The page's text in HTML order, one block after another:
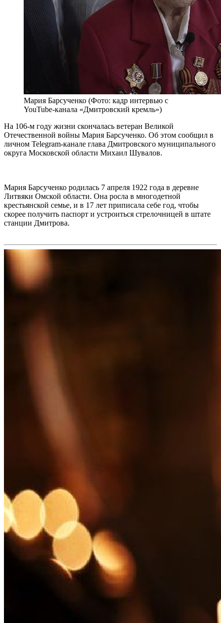
Мария Барсученко (Фото: кадр интервью с
YouTube-канала «Дмитровский кремль»)
На 106-м году жизни скончалась ветеран Великой
Отечественной войны Мария Барсученко. Об этом сообщил в
личном Telegram-канале глава Дмитровского муниципального
округа Московской области Михаил Шувалов.
Мария Барсученко родилась 7 апреля 1922 года в деревне
Литвяки Омской области. Она росла в многодетной
крестьянской семье, и в 17 лет приписала себе год, чтобы
скорее получить паспорт и устроиться стрелочницей в штате
станции Дмитрова.